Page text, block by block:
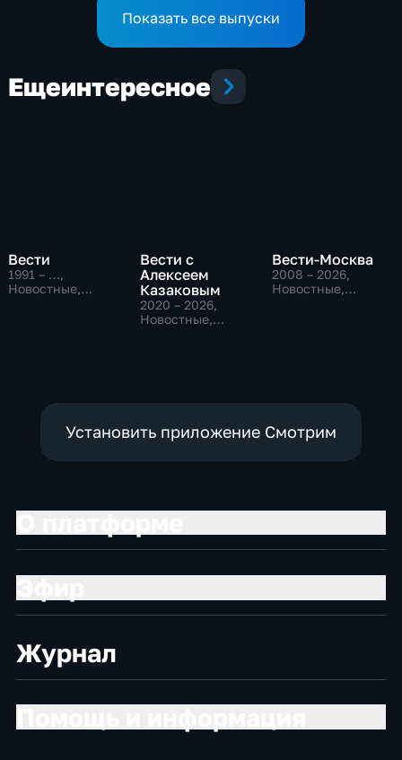
Показать все выпуски
Ещеинтересное
Вести
1991 – …,
Новостные,
Вести с
Алексеем
Казаковым
2020 – 2026,
Новостные,
Вести-Москва
2008 – 2026,
Новостные,
Установить приложение Смотрим
Журнал